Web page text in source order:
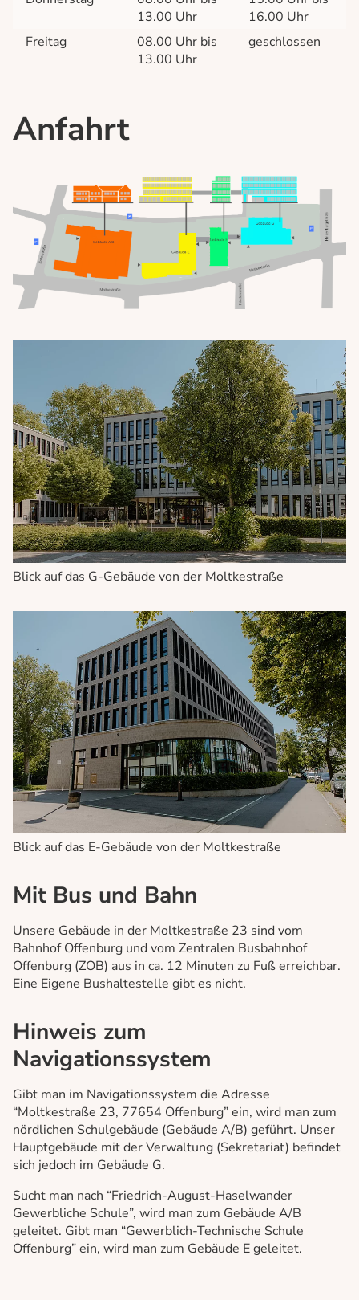
13.00 Uhr
16.00 Uhr
Freitag
08.00 Uhr bis
13.00 Uhr
geschlossen
Anfahrt
Blick auf das G-Gebäude von der Moltkestraße
Blick auf das E-Gebäude von der Moltkestraße
Mit Bus und Bahn
Unsere Gebäude in der Moltkestraße 23 sind vom
Bahnhof Offenburg und vom Zentralen Busbahnhof
Offenburg (ZOB) aus in ca. 12 Minuten zu Fuß erreichbar.
Eine Eigene Bushaltestelle gibt es nicht.
Hinweis zum
Navigationssystem
Gibt man im Navigationssystem die Adresse
“Moltkestraße 23, 77654 Offenburg” ein, wird man zum
nördlichen Schulgebäude (Gebäude A/B) geführt. Unser
Hauptgebäude mit der Verwaltung (Sekretariat) befindet
sich jedoch im Gebäude G.
Sucht man nach “Friedrich-August-Haselwander
Gewerbliche Schule”, wird man zum Gebäude A/B
geleitet. Gibt man “Gewerblich-Technische Schule
Offenburg” ein, wird man zum Gebäude E geleitet.